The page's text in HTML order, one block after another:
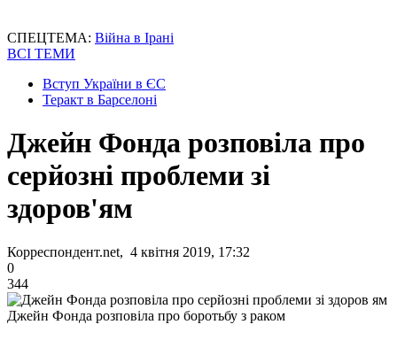
СПЕЦТЕМА: Війна в Ірані
ВСІ ТЕМИ
Вступ України в ЄС
Теракт в Барселоні
Джейн Фонда розповіла про
серйозні проблеми зі
здоров'ям
Корреспондент.net, 4 квітня 2019, 17:32
0
344
Джейн Фонда розповіла про боротьбу з раком